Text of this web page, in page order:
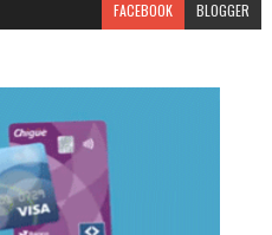
FACEBOOK BLOGGER